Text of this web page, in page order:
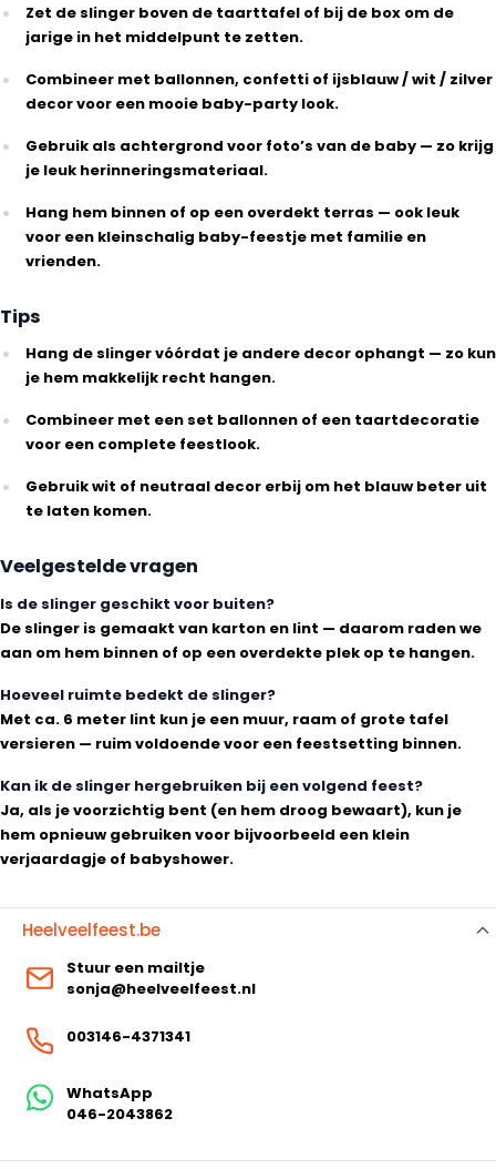
Zet de slinger boven de taarttafel of bij de box om de
jarige in het middelpunt te zetten.
Combineer met ballonnen, confetti of ijsblauw / wit / zilver
decor voor een mooie baby-party look.
Gebruik als achtergrond voor foto’s van de baby — zo krijg
je leuk herinneringsmateriaal.
Hang hem binnen of op een overdekt terras — ook leuk
voor een kleinschalig baby-feestje met familie en
vrienden.
Tips
Hang de slinger vóórdat je andere decor ophangt — zo kun
je hem makkelijk recht hangen.
Combineer met een set ballonnen of een taartdecoratie
voor een complete feestlook.
Gebruik wit of neutraal decor erbij om het blauw beter uit
te laten komen.
Veelgestelde vragen
Is de slinger geschikt voor buiten?
De slinger is gemaakt van karton en lint — daarom raden we
aan om hem binnen of op een overdekte plek op te hangen.
Hoeveel ruimte bedekt de slinger?
Met ca. 6 meter lint kun je een muur, raam of grote tafel
versieren — ruim voldoende voor een feestsetting binnen.
Kan ik de slinger hergebruiken bij een volgend feest?
Ja, als je voorzichtig bent (en hem droog bewaart), kun je
hem opnieuw gebruiken voor bijvoorbeeld een klein
verjaardagje of babyshower.
Heelveelfeest.be
Stuur een mailtje
sonja@heelveelfeest.nl
003146-4371341
WhatsApp
046-2043862